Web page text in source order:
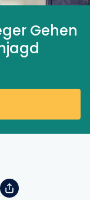
Gehen